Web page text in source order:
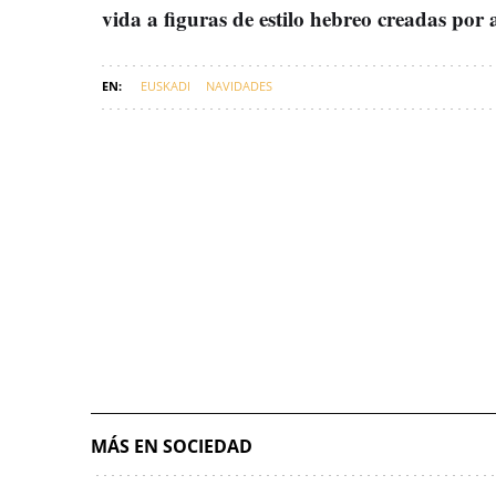
vida a figuras de estilo hebreo creadas por
EUSKADI NAVIDADES
MÁS EN SOCIEDAD